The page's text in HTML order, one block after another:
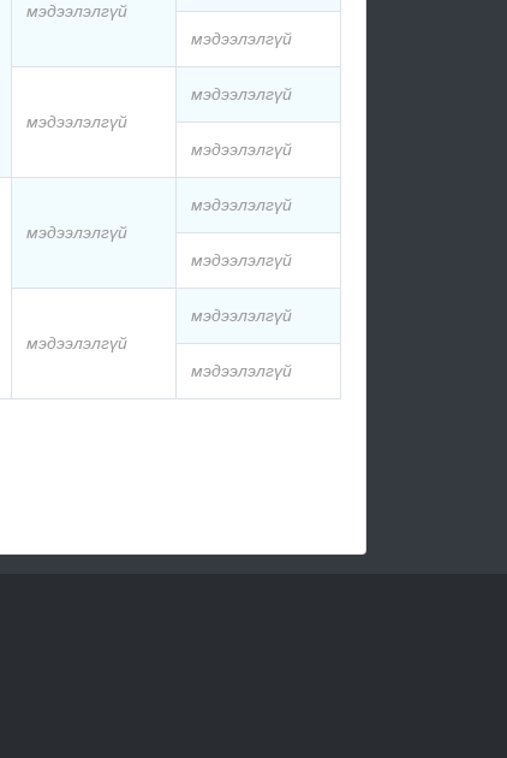
мэдээлэлгүй
мэдээлэлгүй
мэдээлэлгүй
мэдээлэлгүй
мэдээлэлгүй
мэдээлэлгүй
мэдээлэлгүй
мэдээлэлгүй
мэдээлэлгүй
мэдээлэлгүй
мэдээлэлгүй